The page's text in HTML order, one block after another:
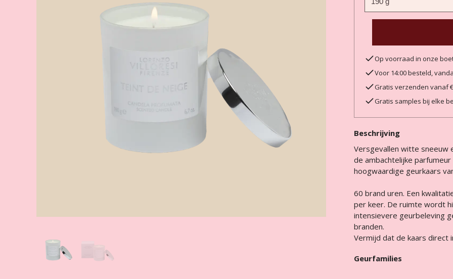
Op voorraad in onze
Voor 14:00 besteld,
Gratis verzenden vanaf
Gratis samples bij elke
Beschrijving
Versgevallen witte sneeuw
de ambachtelijke
hoogwaardige geurkaars
60 brand uren. Een
per keer. De ruimte wordt
intensievere geurbeleving
branden.
Vermijd dat de kaars direct
Geurfamilies